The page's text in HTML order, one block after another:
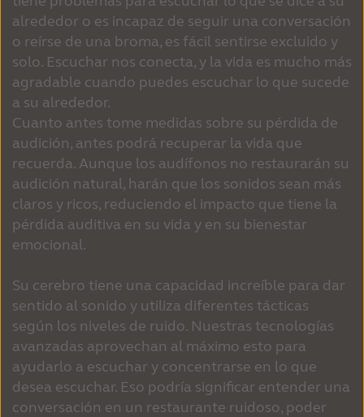
alrededor o es incapaz de seguir una conversación
o reírse de una broma, es fácil sentirse excluido y
solo. Escuchar nos conecta, y la vida es mucho más
agradable cuando puedes escuchar lo que sucede
a su alrededor.
Cuanto antes tome medidas sobre su pérdida de
audición, antes podrá recuperar la vida que
recuerda. Aunque los audífonos no restaurarán su
audición natural, harán que los sonidos sean más
claros y ricos, reduciendo el impacto que tiene la
pérdida auditiva en su vida y en su bienestar
emocional.
Su cerebro tiene una capacidad increíble para dar
sentido al sonido y utiliza diferentes tácticas
según los niveles de ruido. Nuestras tecnologías
avanzadas aprovechan al máximo esto para
ayudarlo a escuchar y concentrarse en lo que
desea escuchar. Eso podría significar entender una
conversación en un restaurante ruidoso, poder